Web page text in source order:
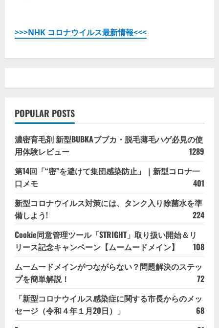
を
ご
だ
>>>NHK コロナウイルス最新情報<<<
POPULAR POSTS
濃密育毛剤 新型BUBKAブブカ・脱毛薄毛ハゲ必見の使
用体験レビュー
1289
第14回「“密”を避けて集団感染防止」｜新型コロナ一
口メモ
401
新型コロナウイルス対策には、タンク入り除菌水を準
備しよう!
224
Cookie同意管理ツール「STRIGHT」取り扱い開始＆リ
リース記念キャンペーン【ムームードメイン】
108
ムームードメインがつながらない？問題解決のステッ
プを簡単解説！
72
「新型コロナウイルス感染症に関する市長からのメッ
セージ（令和４年１月20日）」
68